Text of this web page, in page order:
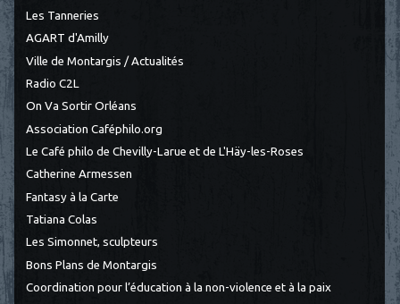
Les Tanneries
AGART d'Amilly
Ville de Montargis / Actualités
Radio C2L
On Va Sortir Orléans
Association Caféphilo.org
Le Café philo de Chevilly-Larue et de L'Häy-les-Roses
Catherine Armessen
Fantasy à la Carte
Tatiana Colas
Les Simonnet, sculpteurs
Bons Plans de Montargis
Coordination pour l’éducation à la non-violence et à la paix